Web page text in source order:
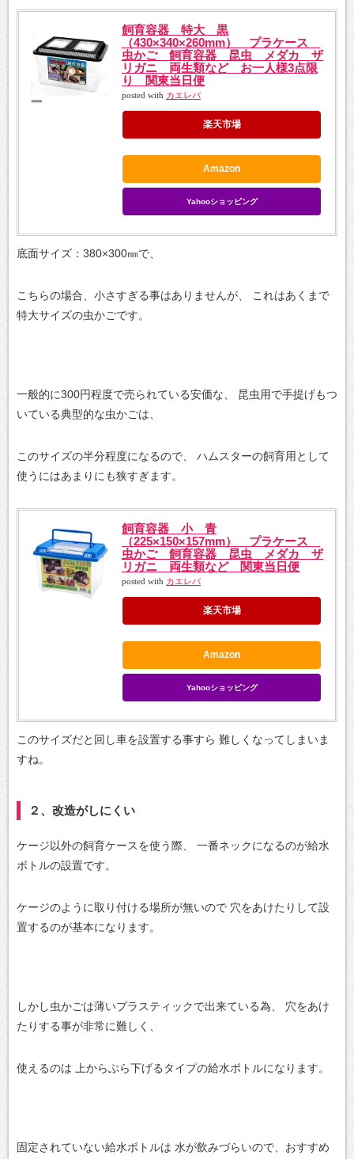
飼育容器 特大 黒
（430×340×260mm） プラケース
虫かご 飼育容器 昆虫 メダカ ザ
リガニ 両生類など お一人様3点限
り 関東当日便
posted with カエレバ
楽天市場
Amazon
Yahooショッピング
底面サイズ：380×300㎜で、
こちらの場合、小さすぎる事はありませんが、
これはあくまで
特大サイズの虫かごです。
一般的に300円程度で売られている安価な、
昆虫用で手提げもつ
いている典型的な虫かごは、
このサイズの半分程度になるので、
ハムスターの飼育用として
使うにはあまりにも狭すぎます。
飼育容器 小 青
（225×150×157mm） プラケース
虫かご 飼育容器 昆虫 メダカ ザ
リガニ 両生類など 関東当日便
posted with カエレバ
楽天市場
Amazon
Yahooショッピング
このサイズだと回し車を設置する事すら 難しくなってしまいま
すね。
２、改造がしにくい
ケージ以外の飼育ケースを使う際、
一番ネックになるのが給水
ボトルの設置です。
ケージのように取り付ける場所が無いので 穴をあけたりして設
置するのが基本になります。
しかし虫かごは薄いプラスティックで出来ている為、
穴をあけ
たりする事が非常に難しく、
使えるのは 上からぶら下げるタイプの給水ボトルになります。
固定されていない給水ボトルは 水が飲みづらいので、おすすめ